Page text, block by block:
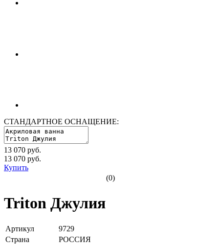
СТАНДАРТНОЕ ОСНАЩЕНИЕ:
13 070 руб.
13 070 руб.
Купить
(0)
Triton Джулия
Артикул
9729
Страна
РОССИЯ